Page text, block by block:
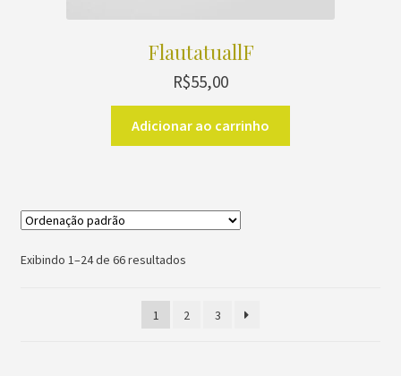
FlautatuallF
R$55,00
Adicionar ao carrinho
Exibindo 1–24 de 66 resultados
1 2 3